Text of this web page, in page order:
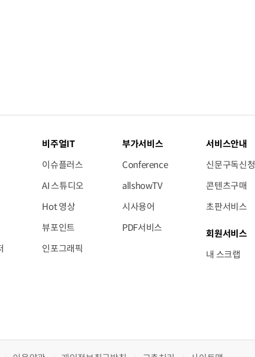
비주얼IT
이슈플러스
AI 스튜디오
Hot 영상
뷰포인트
인포그래픽
부가서비스
Conference
allshowTV
시사용어
PDF서비스
서비스안내
신문구독신청
콘텐츠구매
초판서비스
회원서비스
내 스크랩